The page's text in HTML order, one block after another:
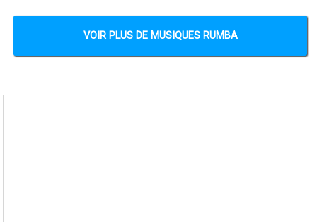
VOIR PLUS DE MUSIQUES RUMBA